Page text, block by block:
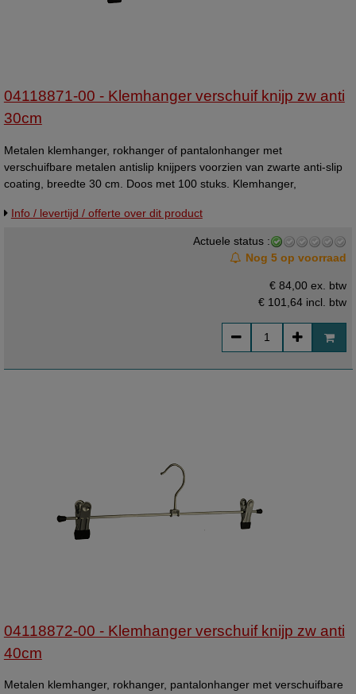
04118871-00 - Klemhanger verschuif knijp zw anti
30cm
Metalen klemhanger, rokhanger of pantalonhanger met
verschuifbare metalen antislip knijpers voorzien van zwarte anti-slip
coating, breedte 30 cm. Doos met 100 stuks. Klemhanger,
artikelnummer 05073002 )
Info / levertijd / offerte over dit product
Actuele status :
Nog 5 op voorraad
€ 84,00 ex. btw
€ 101,64 incl. btw
04118872-00 - Klemhanger verschuif knijp zw anti
40cm
Metalen klemhanger, rokhanger, pantalonhanger met verschuifbare